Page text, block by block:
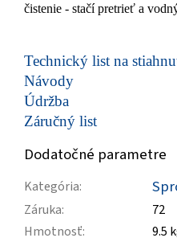
čistenie - stačí pretrieť a
Technický list na
Návody
Údržba
Záručný list
Dodatočné parametre
Kategória:
Záruka:
72
Hmotnosť:
9.5